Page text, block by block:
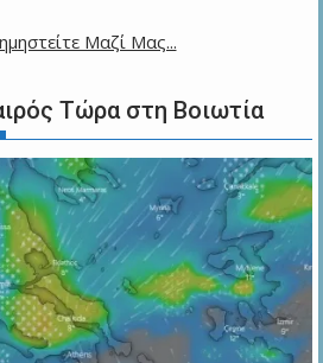
Τώρα στη Βοιωτία